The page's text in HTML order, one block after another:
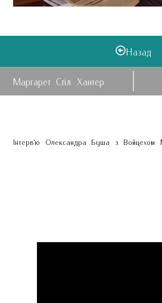
Назад
Маргарет Стіл Хантер
Інтерв'ю Олександра Буша з Войцехом